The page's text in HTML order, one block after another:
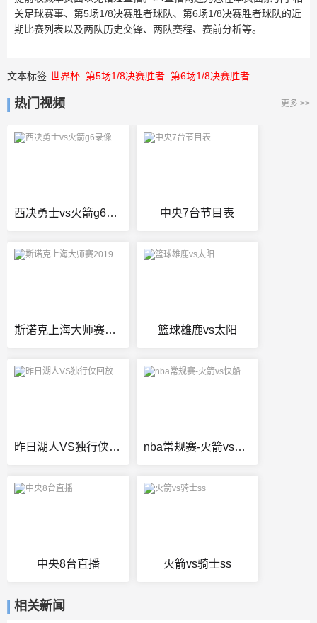
关足球赛事、第5场1/8决赛胜者球队、第6场1/8决赛胜者球队的近
期比赛列表以及两队历史交锋、两队赛程、赛前分析等。
文本标签 世界杯 第5场1/8决赛胜者 第6场1/8决赛胜者
热门视频 更多 >>
西决勇士vs火箭g6录像 中央7台节目表
斯诺克上海大师赛2019 篮球雄鹿vs太阳
昨日湖人VS独行侠回放 nba常规赛-火箭vs快船
中央8台直播 火箭vs骑士ss
相关新闻